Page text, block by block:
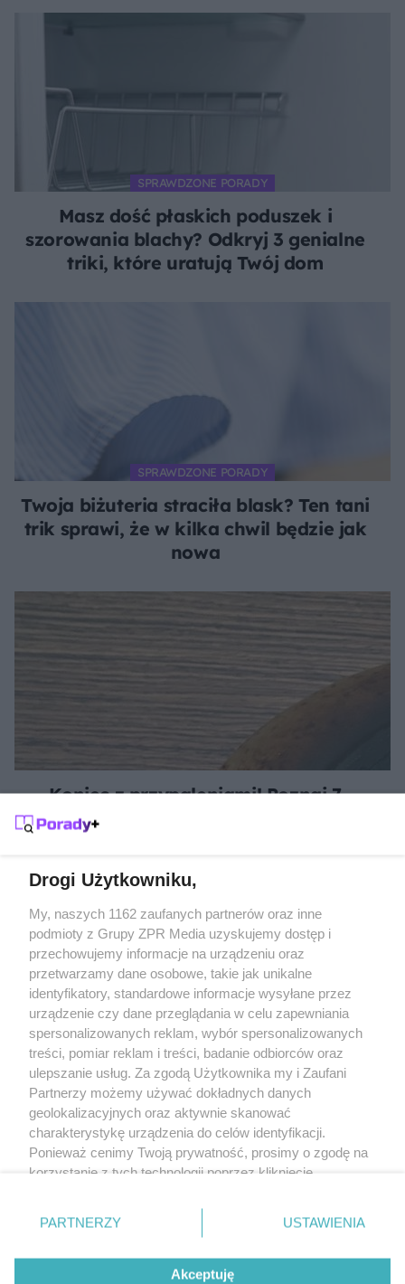
SPRAWDZONE PORADY
Masz dość płaskich poduszek i
szorowania blachy? Odkryj 3 genialne
triki, które uratują Twój dom
SPRAWDZONE PORADY
Twoja biżuteria straciła blask? Ten tani
trik sprawi, że w kilka chwil będzie jak
nowa
Koniec z przypaleniami! Poznaj 7
kuchennych trików, które uratują Twoje
Żaden utwór zamieszczony w serwisie nie może być powielany i
rozpowszechniany lub dalej rozpowszechniany w jakikolwiek sposób
(w tym także elektroniczny lub mechaniczny) na jakimkolwiek polu
eksploatacji w jakiejkolwiek formie, włącznie z umieszczaniem w
Internecie bez pisemnej zgody właściciela praw. Jakiekolwiek użycie
lub wykorzystanie utworów w całości lub w części z naruszeniem
prawa, tzn. bez właściwej zgody, jest zabronione pod groźbą kary i
może być ścigane prawnie.
O nas
Informacje prawne
Nasze serwisy
Drogi Użytkowniku,
My, naszych 1162 zaufanych partnerów oraz inne
podmioty z Grupy ZPR Media uzyskujemy dostęp i
przechowujemy informacje na urządzeniu oraz
przetwarzamy dane osobowe, takie jak unikalne
identyfikatory, standardowe informacje wysyłane przez
urządzenie czy dane przeglądania w celu zapewniania
spersonalizowanych reklam, wybór spersonalizowanych
treści, pomiar reklam i treści, badanie odbiorców oraz
ulepszanie usług. Za zgodą Użytkownika my i Zaufani
Partnerzy możemy używać dokładnych danych
geolokalizacyjnych oraz aktywnie skanować
charakterystykę urządzenia do celów identyfikacji.
Ponieważ cenimy Twoją prywatność, prosimy o zgodę na
korzystanie z tych technologii poprzez kliknięcie
zmienić/wycofać klikając przycisk ustawień prywatności
znajdujący się w lewym dolnym rogu strony
rodzaje przetwarzania danych nie wymagają zgody
użytkownika, ale masz prawo sprzeciwić się takiemu
PARTNERZY USTAWIENIA
Akceptuję